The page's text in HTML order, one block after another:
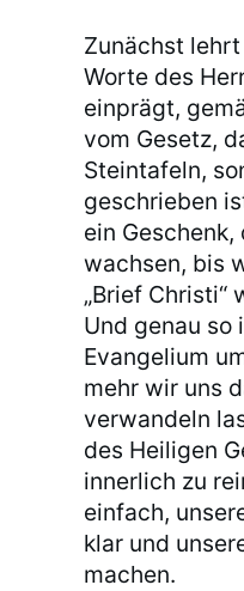
Zunächst
Worte des
einprägt,
vom Gesetz,
Steintafeln,
geschrieben
ein
wachsen, bis
„Brief Christi“
Und genau so
Evangelium
mehr wir uns
verwandeln
des Heiligen
innerlich zu
einfach,
klar und
machen.